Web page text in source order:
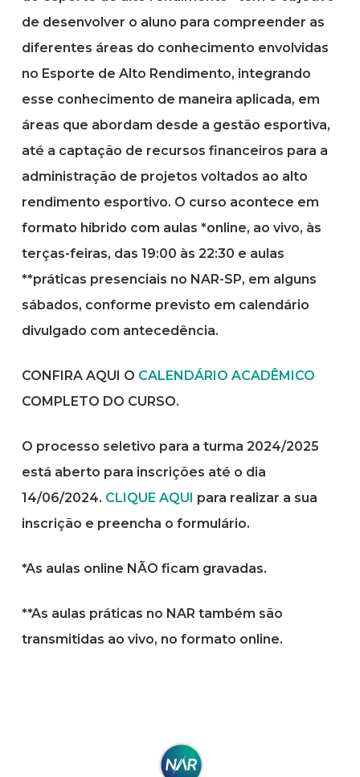
de desenvolver o aluno para compreender as
diferentes áreas do conhecimento envolvidas
no Esporte de Alto Rendimento, integrando
esse conhecimento de maneira aplicada, em
áreas que abordam desde a gestão esportiva,
até a captação de recursos financeiros para a
administração de projetos voltados ao alto
rendimento esportivo. O curso acontece em
formato híbrido com aulas *online, ao vivo, às
terças-feiras, das 19:00 às 22:30 e aulas
**práticas presenciais no NAR-SP, em alguns
sábados, conforme previsto em calendário
divulgado com antecedência.
CONFIRA AQUI O CALENDÁRIO ACADÊMICO
COMPLETO DO CURSO.
O processo seletivo para a turma 2024/2025
está aberto para inscrições até o dia
14/06/2024. CLIQUE AQUI para realizar a sua
inscrição e preencha o formulário.
*As aulas online NÃO ficam gravadas.
**As aulas práticas no NAR também são
transmitidas ao vivo, no formato online.